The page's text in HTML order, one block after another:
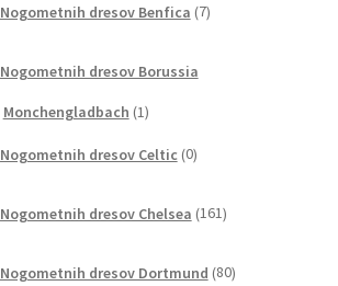
Nogometnih dresov Benfica 7izdelkov
Nogometnih dresov Borussia
Monchengladbach 11
Nogometnih dresov Celtic 0izdelkov
Nogometnih dresov Chelsea 161izdelkov
Nogometnih dresov Dortmund 80izdelkov